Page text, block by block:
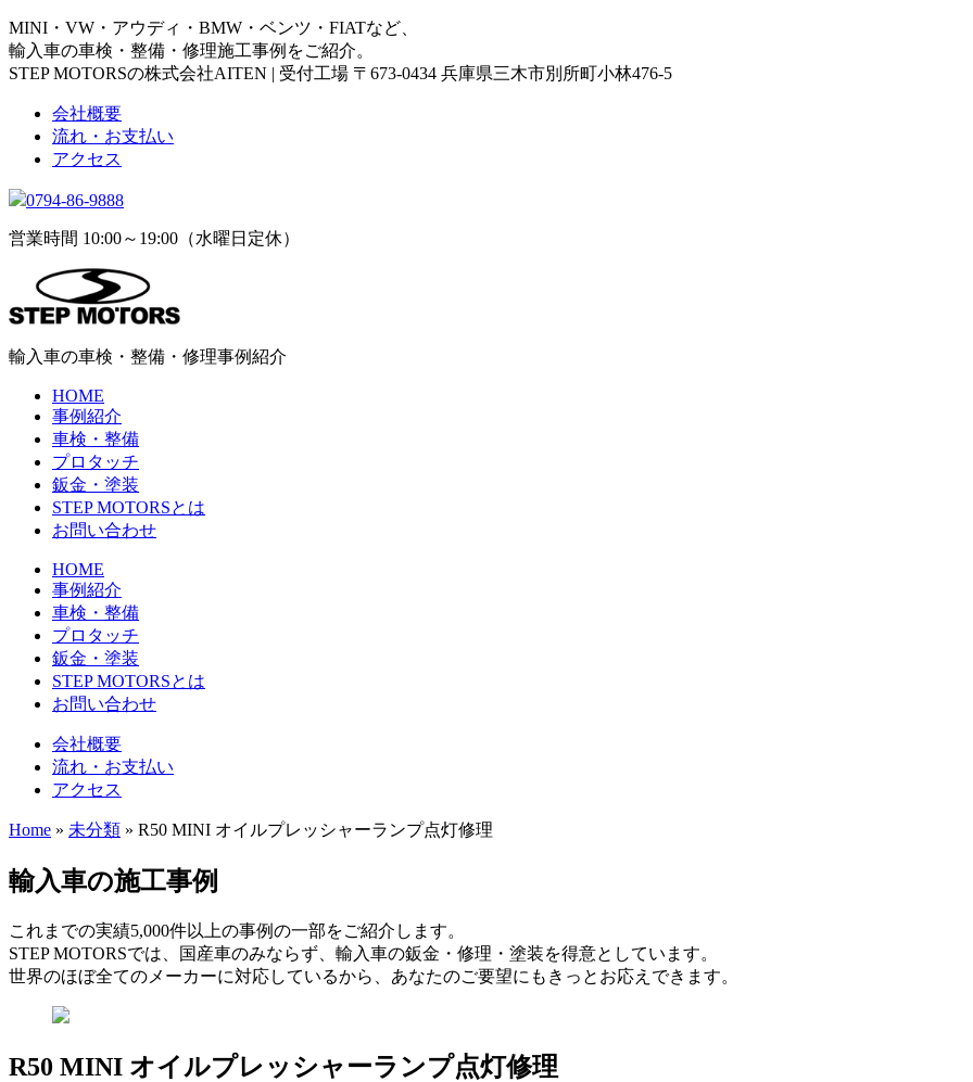
MINI・VW・アウディ・BMW・ベンツ・FIATなど、
輸入車の車検・整備・修理施工事例をご紹介。
STEP MOTORSの株式会社AITEN | 受付工場 〒673-0434 兵庫県三木市別所町小林476-5
会社概要
流れ・お支払い
アクセス
0794-86-9888
営業時間 10:00～19:00（水曜日定休）
輸入車の車検・整備・修理事例紹介
HOME
事例紹介
車検・整備
プロタッチ
鈑金・塗装
STEP MOTORSとは
お問い合わせ
HOME
事例紹介
車検・整備
プロタッチ
鈑金・塗装
STEP MOTORSとは
お問い合わせ
会社概要
流れ・お支払い
アクセス
Home » 未分類 » R50 MINI オイルプレッシャーランプ点灯修理
輸入車の施工事例
これまでの実績5,000件以上の事例の一部をご紹介します。
STEP MOTORSでは、国産車のみならず、輸入車の鈑金・修理・塗装を得意としています。
世界のほぼ全てのメーカーに対応しているから、あなたのご要望にもきっとお応えできます。
R50 MINI オイルプレッシャーランプ点灯修理